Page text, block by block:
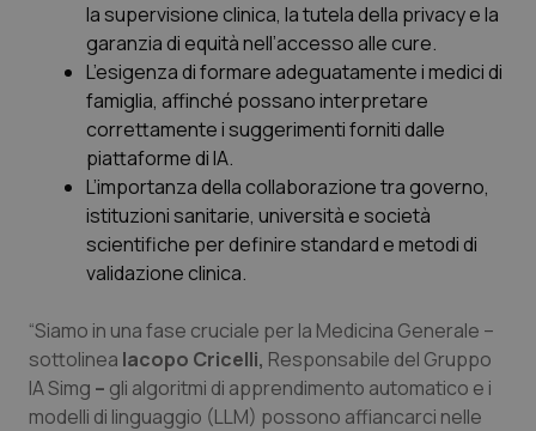
Sardegna
Sicilia
Toscana
Umbria
Valle D’Aosta
Veneto
Malattia di Crohn & Rettocolite Ulcerosa
Neuroscienze & patologie neurodegenerative
Obesità
Oftalmologia
Oncodermatologia
Oncoematologia
Oncologia & Nutrizione
la supervisione clinica, la tutela della privacy e la
garanzia di equità nell’accesso alle cure.
L’esigenza di formare adeguatamente i medici di
famiglia, affinché possano interpretare
correttamente i suggerimenti forniti dalle
piattaforme di IA.
L’importanza della collaborazione tra governo,
istituzioni sanitarie, università e società
scientifiche per definire standard e metodi di
validazione clinica.
“Siamo in una fase cruciale per la Medicina Generale –
sottolinea Iacopo Cricelli, Responsabile del Gruppo
IA Simg – gli algoritmi di apprendimento automatico e i
modelli di linguaggio (LLM) possono affiancarci nelle